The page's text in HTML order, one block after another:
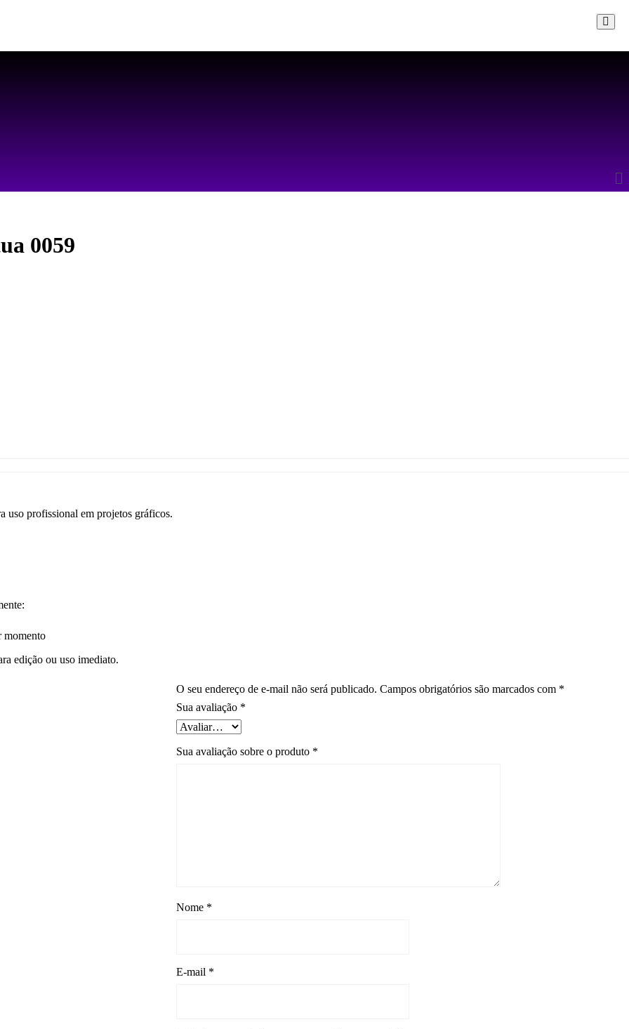
0059
uso profissional em projetos gráficos.
momento
edição ou uso imediato.
O seu endereço de e-mail não será publicado. Campos obrigatórios são marcados com *
Sua avaliação *
Sua avaliação sobre o produto *
Nome *
E-mail *